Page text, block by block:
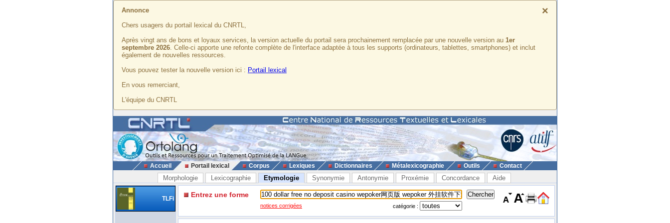
×
Annonce
Chers usagers du portail lexical du CNRTL,
Après vingt ans de bons et loyaux services, la version actuelle du portail sera prochainement remplacée par une nouvelle version au 1er
septembre 2026. Celle-ci apporte une refonte complète de l'interface adaptée à tous les supports (ordinateurs, tablettes, smartphones) et inclut
également de nouvelles ressources.
Vous pouvez tester la nouvelle version ici : Portail lexical
En vous remerciant,
L'équipe du CNRTL
Accueil Portail lexical Corpus Lexiques Dictionnaires Métalexicographie Outils Contact
Morphologie Lexicographie Etymologie Synonymie Antonymie Proxémie Concordance Aide
TLFi Entrez une forme
notices corrigées catégorie :